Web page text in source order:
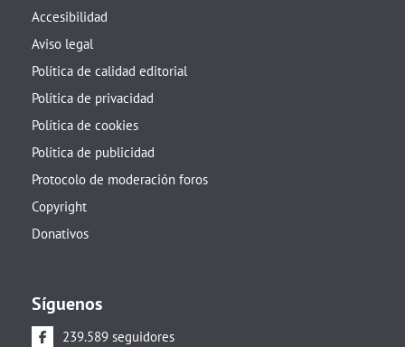
Accesibilidad
Aviso legal
Política de calidad editorial
Política de privacidad
Política de cookies
Política de publicidad
Protocolo de moderación foros
Copyright
Donativos
Síguenos
239.589 seguidores